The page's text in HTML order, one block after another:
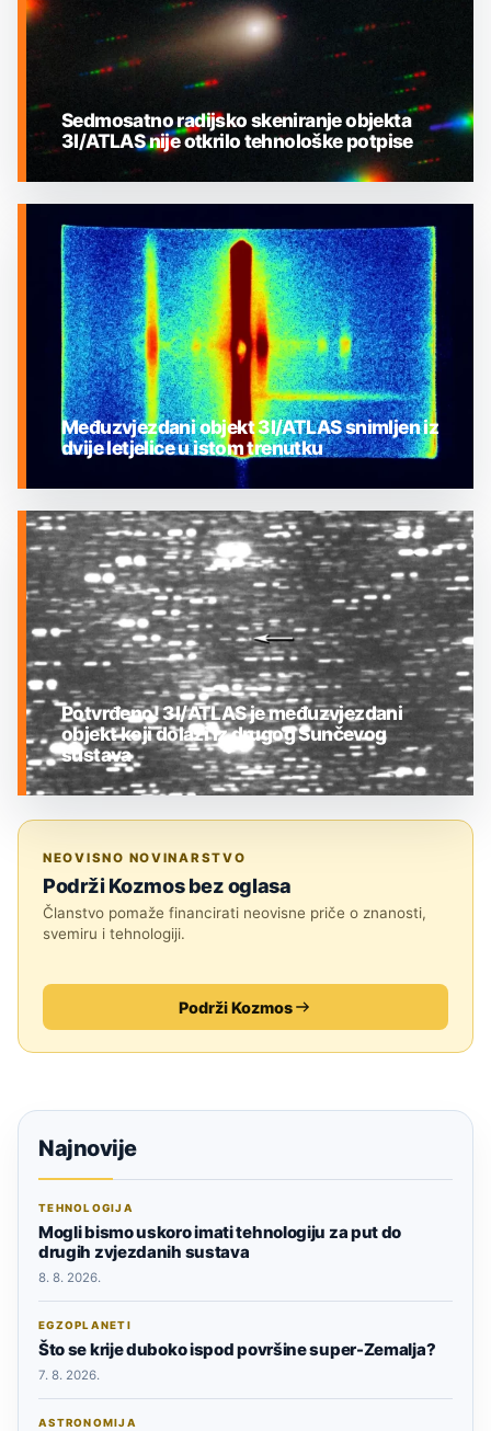
MEĐUZVJEZDANI OBJEKTI
Sedmosatno radijsko skeniranje objekta
3I/ATLAS nije otkrilo tehnološke potpise
MEĐUZVJEZDANI OBJEKTI
Međuzvjezdani objekt 3I/ATLAS snimljen iz
dvije letjelice u istom trenutku
Potvrđeno! 3I/ATLAS je međuzvjezdani
objekt koji dolazi iz drugog Sunčevog
sustava
NEOVISNO NOVINARSTVO
Podrži Kozmos bez oglasa
Članstvo pomaže financirati neovisne priče o znanosti,
svemiru i tehnologiji.
Podrži Kozmos
Najnovije
TEHNOLOGIJA
Mogli bismo uskoro imati tehnologiju za put do
drugih zvjezdanih sustava
8. 8. 2026.
EGZOPLANETI
Što se krije duboko ispod površine super-Zemalja?
7. 8. 2026.
ASTRONOMIJA